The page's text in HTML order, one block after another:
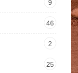
9
46
2
25